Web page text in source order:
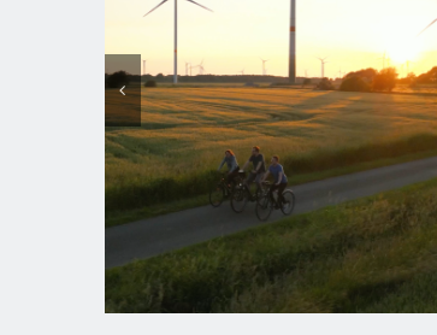
Region Heide